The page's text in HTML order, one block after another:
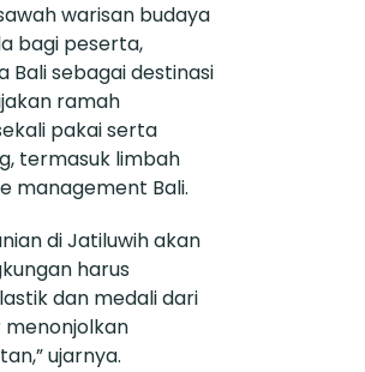
warisan budaya
bagi peserta,
Bali sebagai destinasi
ramah
pakai serta
termasuk limbah
management Bali.
di Jatiluwih akan
harus
dan medali dari
ujarnya.